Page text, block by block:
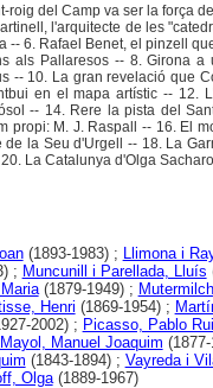
roig del Camp va ser la força
l'arquitecte de les
-- 6. Rafael Benet, el pinzell
als Pallaresos -- 8. Girona a
-- 10. La gran revelació que
en el mapa artístic -- 12.
-- 14. Rere la pista del
propi: M. J. Raspall -- 16. El
la Seu d'Urgell -- 18. La
La Catalunya d'Olga
(1893-1983) ;
Llimona i
; Muncunill i Parellada, Lluís
(1879-1949) ;
Henri (1869-1954) ;
2002) ; Picasso, Pablo
Manuel Joaquim
(1843-1894) ; Vayreda i
Olga(1889-1967)